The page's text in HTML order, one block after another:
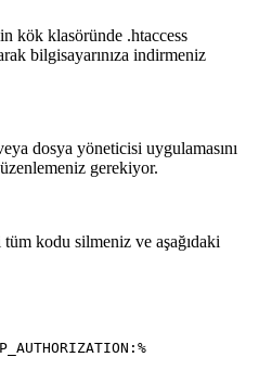
kök klasöründe .htaccess
bilgisayarınıza indirmeniz
dosya yöneticisi uygulamasını
gerekiyor.
kodu silmeniz ve aşağıdaki